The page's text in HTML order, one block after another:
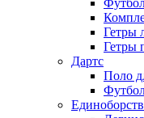
Гетры
Гетры
Дартс
Поло